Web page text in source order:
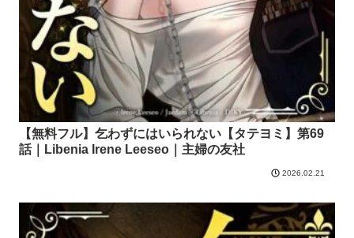
【無料フル】乞わずにはいられない【タテヨミ】第69
話｜Libenia Irene Leeseo｜主婦の友社
2026.02.21